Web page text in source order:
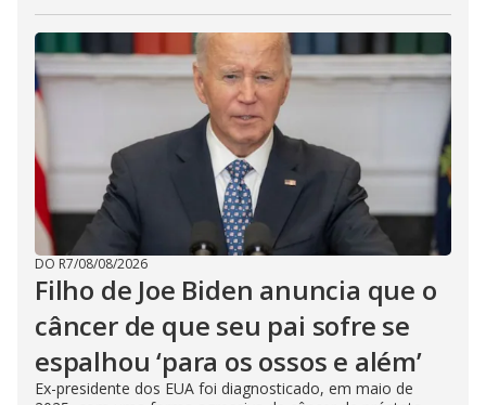
DO R7/08/08/2026
Filho de Joe Biden anuncia que o
câncer de que seu pai sofre se
espalhou ‘para os ossos e além’
Ex-presidente dos EUA foi diagnosticado, em maio de